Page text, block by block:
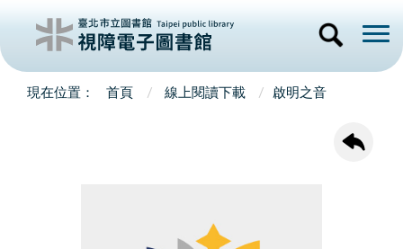
首頁 線上閱讀下載 啟明之音